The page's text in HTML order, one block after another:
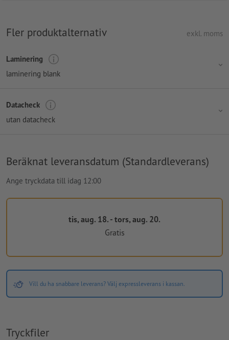
Fler produktalternativ exkl. moms
Laminering
laminering blank
Datacheck
utan datacheck
Beräknat leveransdatum (Standardleverans)
Ange tryckdata till idag 12:00
tis, aug. 18. - tors, aug. 20.
Gratis
Vill du ha snabbare leverans? Välj expressleverans i kassan.
Tryckfiler